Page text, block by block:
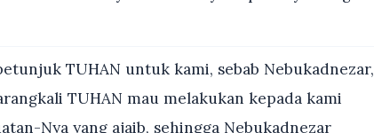
TUHAN untuk kami, sebab Nebukadnezar,
TUHAN mau melakukan kepada kami
Nya yang ajaib, sehingga Nebukadnezar